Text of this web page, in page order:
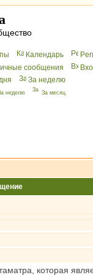
Календарь
сообщения
За неделю
неделю За месяц
которая